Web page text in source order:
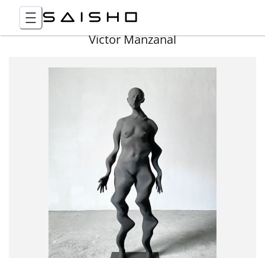
Victor Manzanal